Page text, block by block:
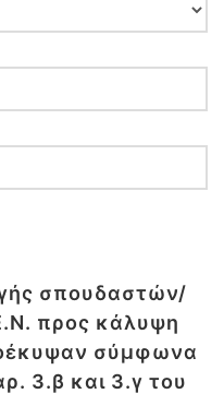
σπουδαστών/
προς κάλυψη
σύμφωνα
3.β και 3.γ του